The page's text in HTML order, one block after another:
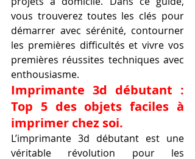
vous trouverez toutes les clés pour
démarrer avec sérénité, contourner
les premières difficultés et vivre vos
premières réussites techniques avec
enthousiasme.
Imprimante 3d débutant :
Top 5 des objets faciles à
imprimer chez soi.
L’imprimante 3d débutant est une
véritable révolution pour les